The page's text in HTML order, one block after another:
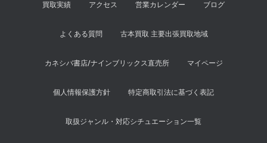
買取実績 アクセス 営業カレンダー ブログ
よくある質問 古本買取 主要出張買取地域
カネシバ書店/ナインブリックス直売所 マイページ
個人情報保護方針 特定商取引法に基づく表記
取扱ジャンル・対応シチュエーション一覧